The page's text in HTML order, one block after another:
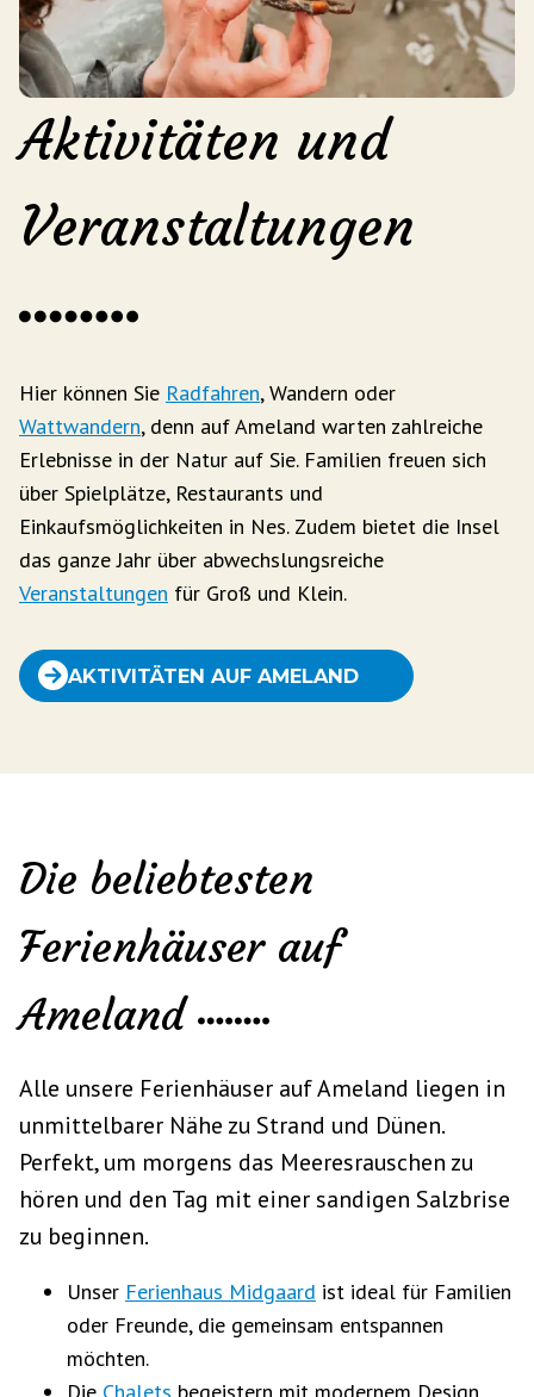
Aktivitäten und
Veranstaltungen
Hier können Sie Radfahren, Wandern oder
Wattwandern, denn auf Ameland warten zahlreiche
Erlebnisse in der Natur auf Sie. Familien freuen sich
über Spielplätze, Restaurants und
Einkaufsmöglichkeiten in Nes. Zudem bietet die Insel
das ganze Jahr über abwechslungsreiche
Veranstaltungen für Groß und Klein.
AKTIVITÄTEN AUF AMELAND
Die beliebtesten
Ferienhäuser auf
Ameland
Alle unsere Ferienhäuser auf Ameland liegen in
unmittelbarer Nähe zu Strand und Dünen.
Perfekt, um morgens das Meeresrauschen zu
hören und den Tag mit einer sandigen Salzbrise
zu beginnen.
Unser Ferienhaus Midgaard ist ideal für Familien
oder Freunde, die gemeinsam entspannen
möchten.